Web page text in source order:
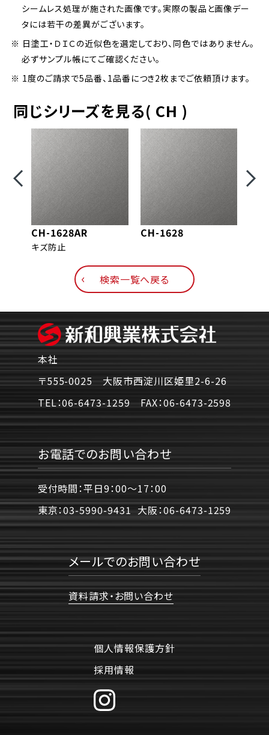
シームレス処理が施された画像です。実際の製品と画像デー
タには若干の差異がございます。
※ 日塗工・ＤＩＣの近似色を選定しており、同色ではありません。
必ずサンプル帳にてご確認ください。
※ 1度のご請求で5品番、1品番につき2枚までご依頼頂けます。
同じシリーズを見る( CH )
CH-1628AR
キズ防止
CH-1628
検索一覧へ戻る
本社
〒555-0025 大阪市西淀川区姫里2-6-26
TEL：06-6473-1259 FAX：06-6473-2598
お電話でのお問い合わせ
受付時間：平日9：00〜17：00
東京：03-5990-9431 大阪：06-6473-1259
メールでのお問い合わせ
資料請求・お問い合わせ
個人情報保護方針
採用情報